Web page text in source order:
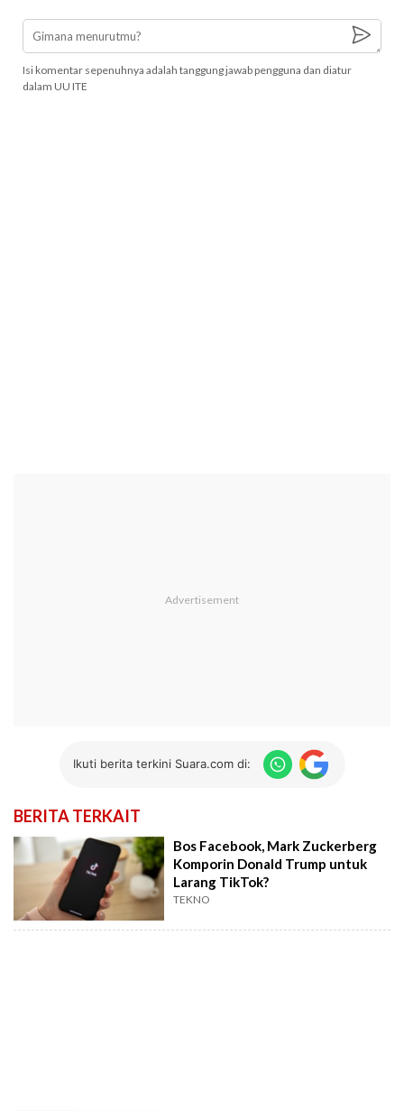
Isi komentar sepenuhnya adalah tanggung jawab pengguna dan diatur
dalam UU ITE
Ikuti berita terkini Suara.com di:
BERITA TERKAIT
Bos Facebook, Mark Zuckerberg
Komporin Donald Trump untuk
Larang TikTok?
TEKNO